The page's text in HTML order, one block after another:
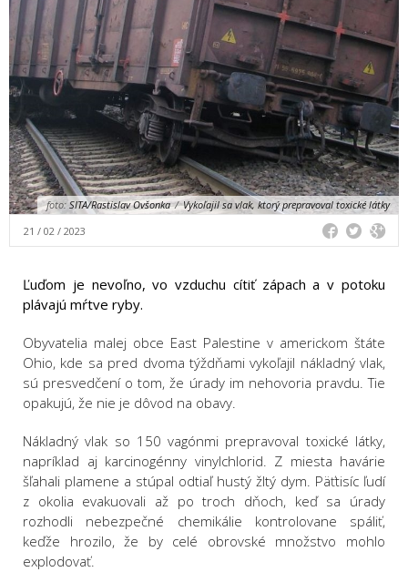
foto:SITA/Rastislav Ovšonka / Vykoľajil sa vlak, ktorý prepravoval toxické látky
21 / 02 / 2023
Ľuďom je nevoľno, vo vzduchu cítiť zápach a v potoku
plávajú mŕtve ryby.
Obyvatelia malej obce East Palestine v americkom štáte
Ohio, kde sa pred dvoma týždňami vykoľajil nákladný vlak,
sú presvedčení o tom, že úrady im nehovoria pravdu. Tie
opakujú, že nie je dôvod na obavy.
Nákladný vlak so 150 vagónmi prepravoval toxické látky,
napríklad aj karcinogénny vinylchlorid. Z miesta havárie
šľahali plamene a stúpal odtiaľ hustý žltý dym. ​Päťtisíc ľudí
z okolia evakuovali až po troch dňoch, keď sa úrady
rozhodli nebezpečné chemikálie kontrolovane spáliť,
keďže hrozilo, že by celé obrovské množstvo mohlo
explodovať.